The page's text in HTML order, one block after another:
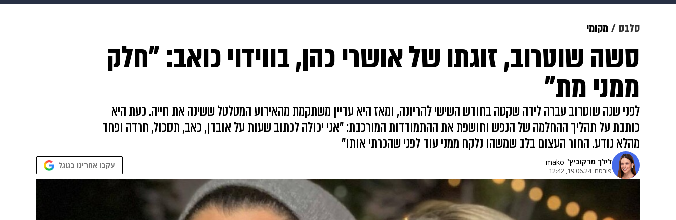
דיגיטל גאווה ויוה משפט תשעה חודשים מתכונים פרויקטים מיוחדים
סלבס מקומי
סשה שוטרוב, זוגתו של אושרי כהן, בווידוי כואב: "חלק
ממני מת"
לפני שנה שוטרוב עברה לידה שקטה בחודש השישי להריונה, ומאז היא עדיין משתקמת מהאירוע המטלטל ששינה את חייה. כעת היא
כותבת על תהליך ההחלמה של הנפש וחושפת את ההתמודדות המורכבת: "אני יכולה לכתוב שעות על אובדן, כאב, תסכול, חרדה ופחד
מהלא נודע. החור העצום בלב שמשהו נלקח ממני עוד לפני שהכרתי אותו"
לילך מרקוביץ' mako
פורסם:19.06.24, 12:42
עקבו אחרינו בגוגל